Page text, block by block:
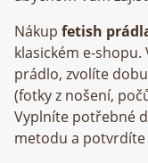
Nákup fetish
klasickém e-shopu.
prádlo, zvolíte
(fotky z nošení,
Vyplníte potřebné
metodu a potvrdíte